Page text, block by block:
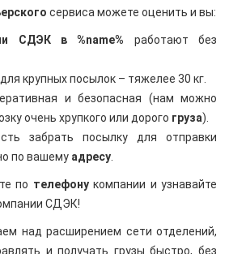
сервиса можете оценить и вы:
СДЭК в %name% работают без
крупных посылок – тяжелее 30 кг.
и безопасная (нам можно
очень хрупкого или дорого груза).
забрать посылку для отправки
по вашему адресу
по телефонукомпании и узнавайте
СДЭК!
над расширением сети отделений,
и получать грузы быстро, без